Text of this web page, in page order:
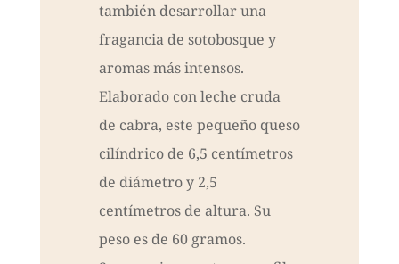
también desarrollar una
fragancia de sotobosque y
aromas más intensos.
Elaborado con leche cruda
de cabra, este pequeño queso
cilíndrico de 6,5 centímetros
de diámetro y 2,5
centímetros de altura. Su
peso es de 60 gramos.